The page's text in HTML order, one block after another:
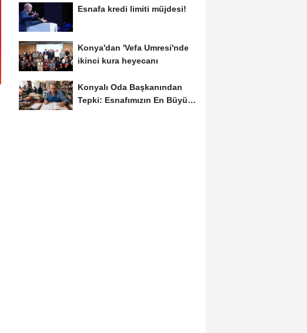
Esnafa kredi limiti müjdesi!
Konya'dan 'Vefa Umresi'nde
ikinci kura heyecanı
Konyalı Oda Başkanından
Tepki: Esnafımızın En Büyük